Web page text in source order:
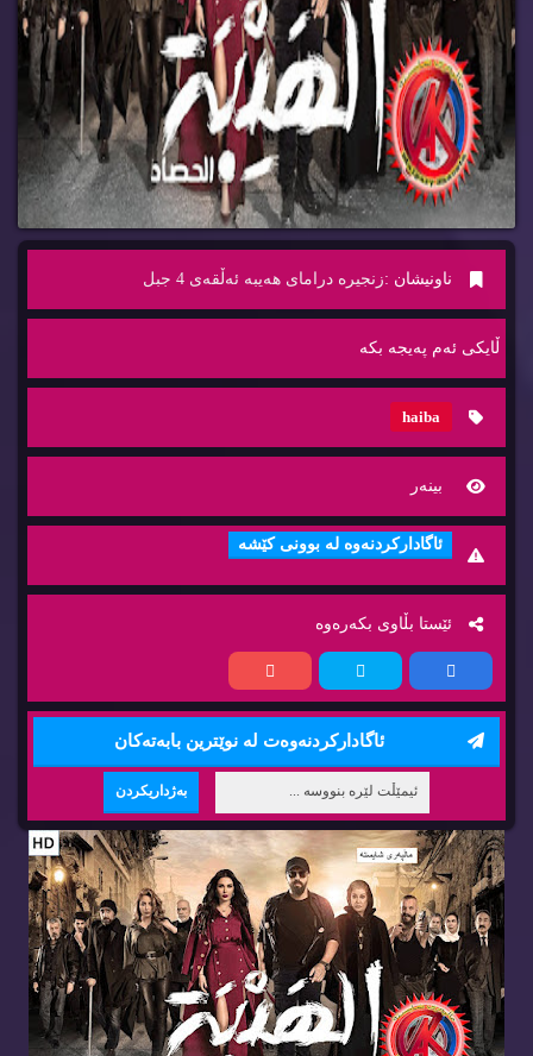
ناونیشان :زنجیره‌ درامای هه‌یبه‌ ئه‌ڵقه‌ی 4 جبل
ڵایكی ئه‌م په‌یجه‌ بكه‌
haiba
بینه‌ر
ئاگاداركردنه‌وه‌ له‌ بوونی كێشه‌
ئێستا بڵاوی بكه‌ره‌وه‌
ئاگاداركردنه‌وه‌ت له‌ نوێترین بابه‌ته‌كان